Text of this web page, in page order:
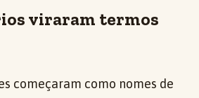
viraram termos
começaram como nomes de